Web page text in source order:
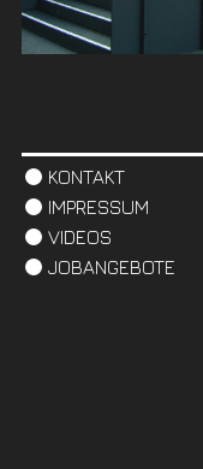
KONTAKT
IMPRESSUM
VIDEOS
JOBANGEBOTE